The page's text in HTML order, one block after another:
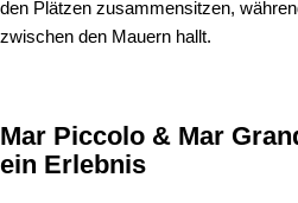
den Plätzen zusammensitzen,
zwischen den Mauern hallt.
Mar Piccolo & Mar
ein Erlebnis